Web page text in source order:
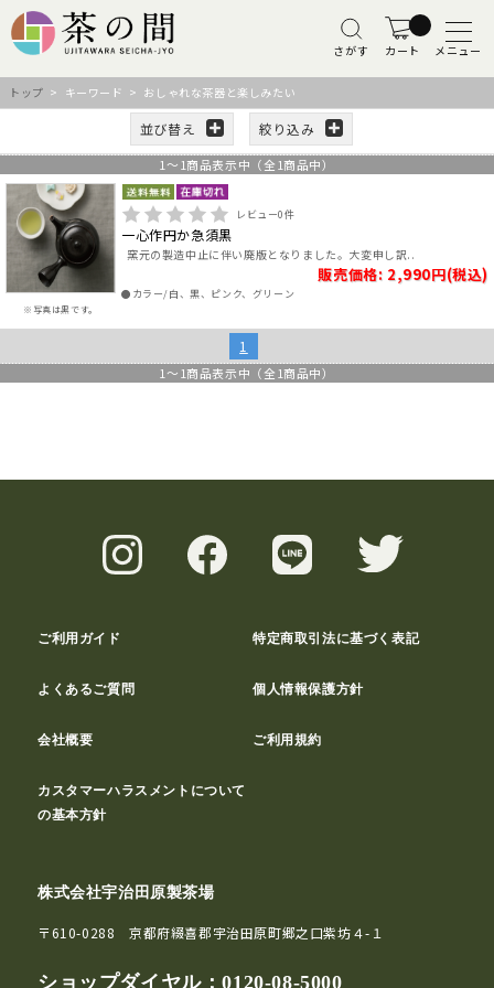
さがす カート メニュー
トップ > キーワード > おしゃれな茶器と楽しみたい
並び替え 絞り込み
1 ～ 1商品表示中（全 1商品中）
※写真は黒です。
レビュー0件
一心作円か急須黒
窯元の製造中止に伴い廃版となりました。大変申し訳..
販売価格: 2,990円(税込)
●カラー/白、黒、ピンク、グリーン
1
1 ～ 1商品表示中（全 1商品中）
ご利用ガイド 特定商取引法に基づく表記
よくあるご質問 個人情報保護方針
会社概要 ご利用規約
カスタマーハラスメントについて
の基本方針
株式会社宇治田原製茶場
〒610-0288 京都府綴喜郡宇治田原町郷之口紫坊４-１
ショップダイヤル：0120-08-5000